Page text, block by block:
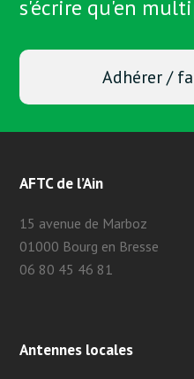
s'écrire qu'en
Adhérer /
AFTC de l’Ain
15 avenue de Marboz
01000 Bourg en Bresse
06 80 45 46 81
Antennes locales